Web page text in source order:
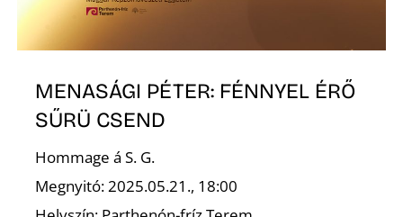
MENASÁGI PÉTER: FÉNNYEL ÉRŐ
SŰRÜ CSEND
Hommage á S. G.
Megnyitó: 2025.05.21., 18:00